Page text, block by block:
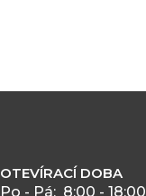
OTEVÍRACÍ DOBA
Po - Pá: 8:00 - 18:00